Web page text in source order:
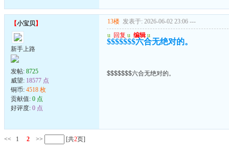
【小宝贝】
新手上路
发帖: 8725
威望: 18577 点
铜币: 4518 枚
贡献值: 0 点
好评度: 0 点
13楼 发表于: 2026-06-02 23:06 ---
u 回复 u 编辑 u
$$$$$$$六合无绝对的。
$$$$$$$六合无绝对的。
<< 1 2 >> [共2页]